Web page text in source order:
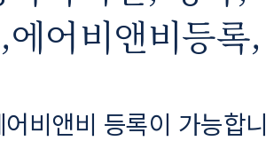
어비앤비등록,
비앤비 등록이 가능합니